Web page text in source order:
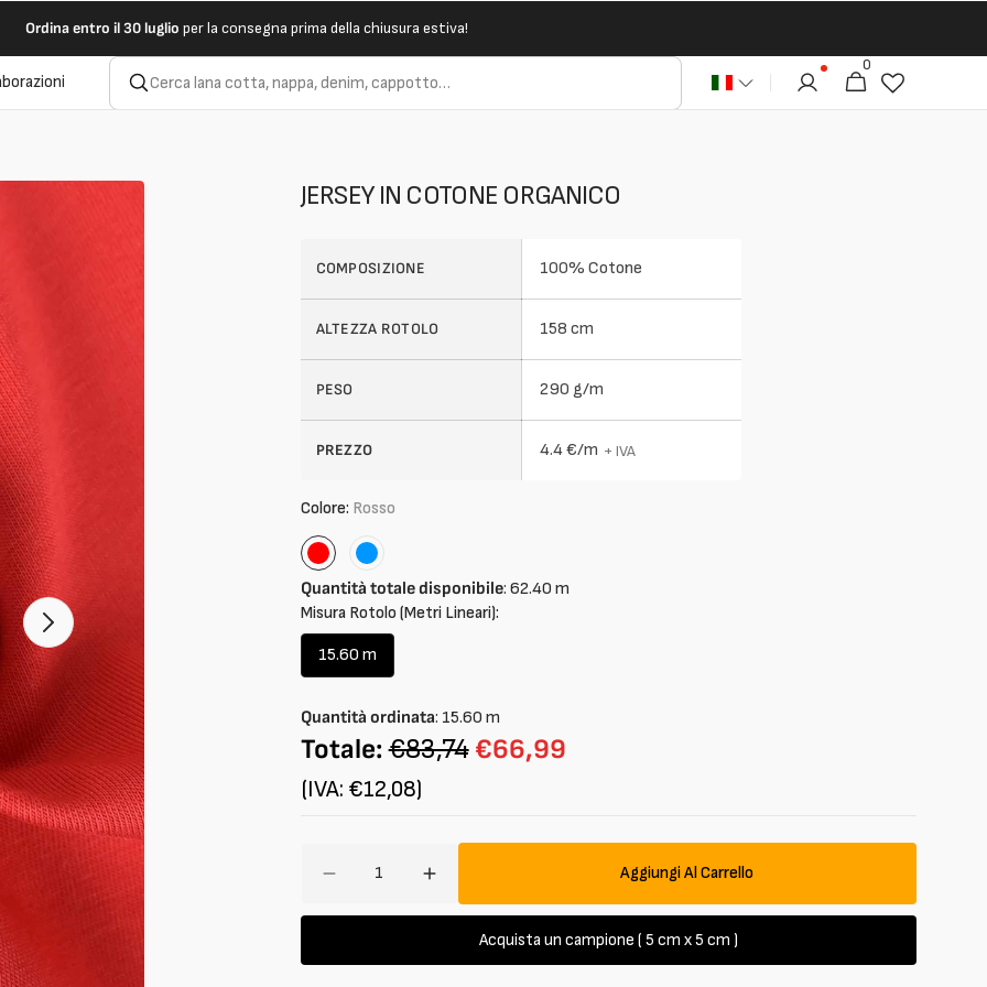
Ordina entro il 30 luglio per la consegna prima della chiusura estiva!
Carrello
0
articoli
Apri
modalità
galleria
JERSEY IN COTONE ORGANICO
COMPOSIZIONE 100% Cotone
ALTEZZA ROTOLO 158 cm
PESO 290 g/m
PREZZO 4.4 €/m + IVA
Colore: Rosso
Rosso Azzurro
Quantità totale disponibile: 62.40 m
Misura Rotolo (Metri Lineari):
15.60 m
Variante
o
non
disponibile
Quantità ordinata: 15.60 m
Totale: €83,74 €66,99
(IVA: €12,08)
Diminuisci
Aumenta
quantità
Jersey
Aggiungi Al Carrello
Acquista un campione ( 5 cm x 5 cm )